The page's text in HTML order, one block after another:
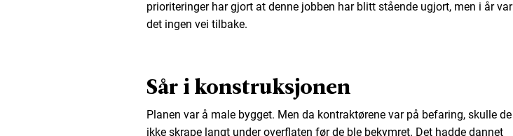
prioriteringer har gjort at denne jobben har blitt stående ugjort, men i år var
det ingen vei tilbake.
Sår i konstruksjonen
Planen var å male bygget. Men da kontraktørene var på befaring, skulle de
ikke skrape langt under overflaten før de ble bekymret. Det hadde dannet